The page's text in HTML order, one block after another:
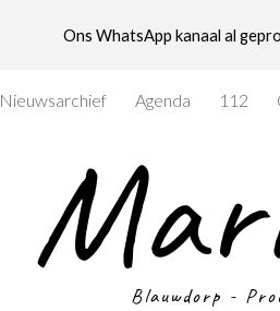
Skip to main content
Ons WhatsApp kanaal al
Nieuwsarchief Agenda 112
Blauwdorp -